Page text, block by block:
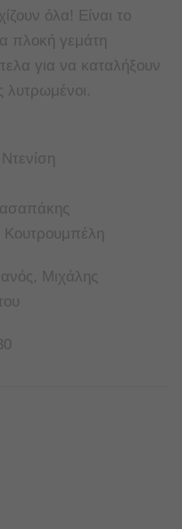
όλα! Είναι το
πλοκή γεμάτη
για να καταλήξουν
λυτρωμένοι.
Κουτρουμπέλη
Μιχάλης